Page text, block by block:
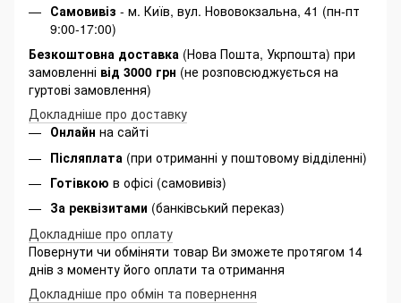
Самовивіз - м. Київ, вул. Нововокзальна, 41 (пн-пт
9:00-17:00)
Безкоштовна доставка (Нова Пошта, Укрпошта) при
замовленні від 3000 грн (не розповсюджується на
гуртові замовлення)
Докладніше про доставку
Онлайн на сайті
Післяплата (при отриманні у поштовому відділенні)
Готівкою в офісі (самовивіз)
За реквізитами (банківський переказ)
Докладніше про оплату
Повернути чи обміняти товар Ви зможете протягом 14
днів з моменту його оплати та отримання
Докладніше про обмін та повернення